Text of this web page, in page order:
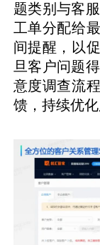
题类别与客
工单分配给
间提醒，以
旦客户问题
意度调查流
馈，持续优化